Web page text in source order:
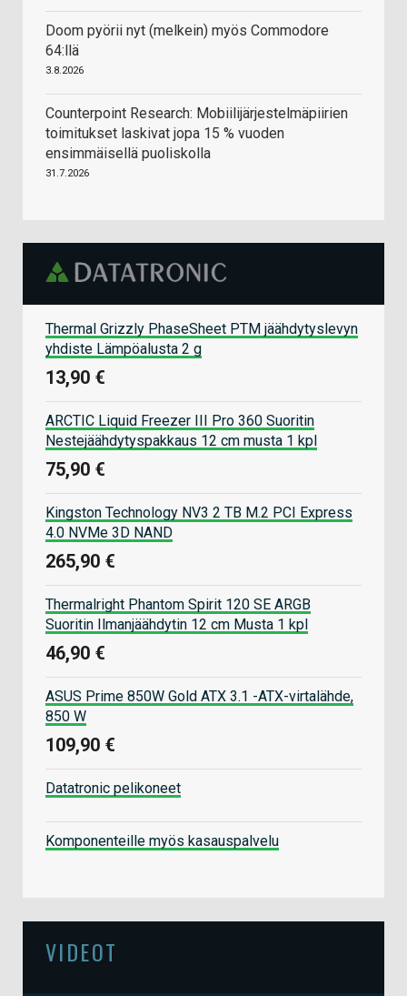
Doom pyörii nyt (melkein) myös Commodore
64:llä
3.8.2026
Counterpoint Research: Mobiilijärjestelmäpiirien
toimitukset laskivat jopa 15 % vuoden
ensimmäisellä puoliskolla
31.7.2026
Thermal Grizzly PhaseSheet PTM jäähdytyslevyn
yhdiste Lämpöalusta 2 g
13,90 €
ARCTIC Liquid Freezer III Pro 360 Suoritin
Nestejäähdytyspakkaus 12 cm musta 1 kpl
75,90 €
Kingston Technology NV3 2 TB M.2 PCI Express
4.0 NVMe 3D NAND
265,90 €
Thermalright Phantom Spirit 120 SE ARGB
Suoritin Ilmanjäähdytin 12 cm Musta 1 kpl
46,90 €
ASUS Prime 850W Gold ATX 3.1 -ATX-virtalähde,
850 W
109,90 €
Datatronic pelikoneet
Komponenteille myös kasauspalvelu
VIDEOT